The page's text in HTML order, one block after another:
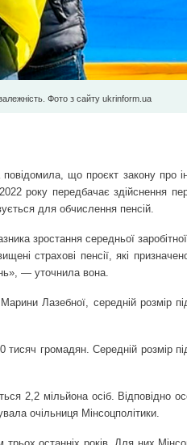
Фото з сайту ukrinform.ua
що проєкт закону про
року передбачає здійснення
для обчислення пенсій.
зростання середньої
страхові пенсії, які
— уточнила вона.
Лазебної, середній розмір
тисяч громадян. Середній розмір
2,2 мільйона осіб. Відповідно
очільниця Мінсоцполітики.